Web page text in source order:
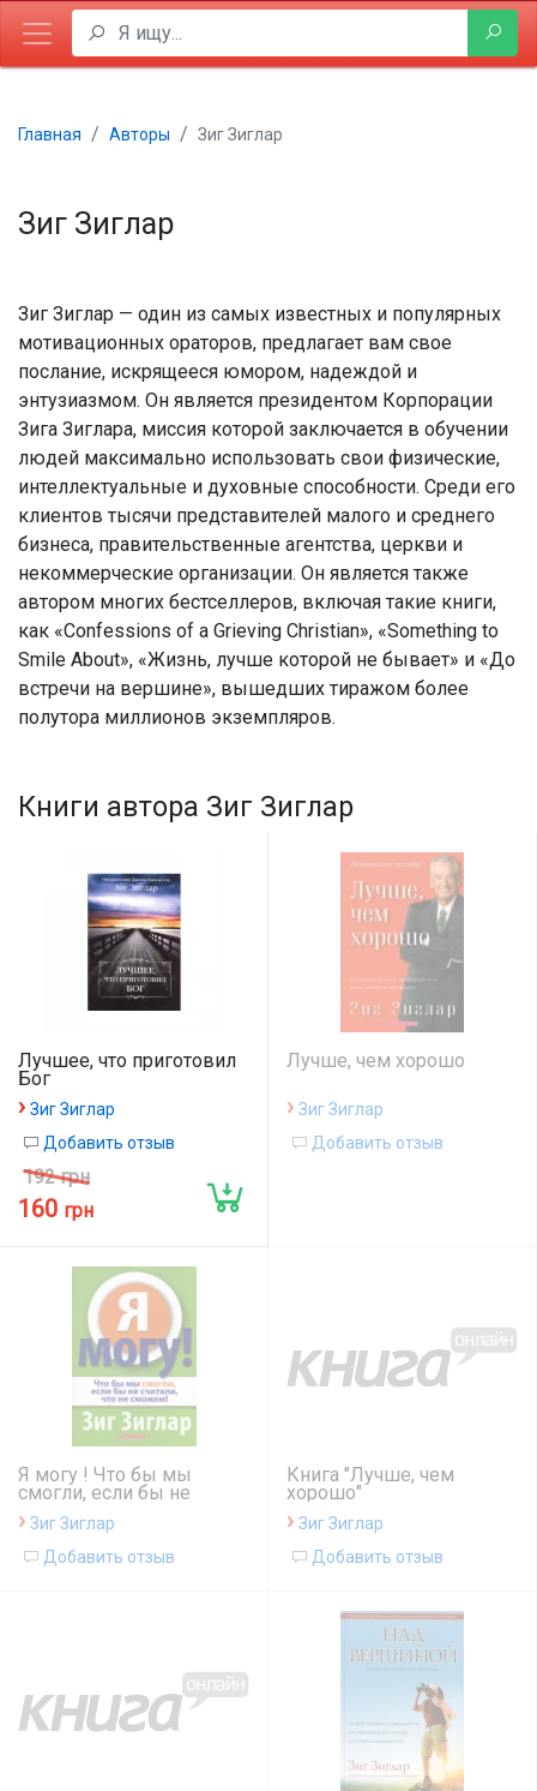
Главная Авторы Зиг Зиглар
Зиг Зиглар
Зиг Зиглар — один из самых известных и популярных
мотивационных ораторов, предлагает вам свое
послание, искрящееся юмором, надеждой и
энтузиазмом. Он является президентом Корпорации
Зига Зиглара, миссия которой заключается в обучении
людей максимально использовать свои физические,
интеллектуальные и духовные способности. Среди его
клиентов тысячи представителей малого и среднего
бизнеса, правительственные агентства, церкви и
некоммерческие организации. Он является также
автором многих бестселлеров, включая такие книги,
как «Confessions of a Grieving Christian», «Something to
Smile About», «Жизнь, лучше которой не бывает» и «До
встречи на вершине», вышедших тиражом более
полутора миллионов экземпляров.
Книги автора Зиг Зиглар
Лучшее, что приготовил
Бог
› Зиг Зиглар
Добавить отзыв
192 грн
160 грн
Лучше, чем хорошо
› Зиг Зиглар
Добавить отзыв
Я могу ! Что бы мы
смогли, если бы не
считали, что не сможем!
› Зиг Зиглар
Добавить отзыв
Книга "Лучше, чем
хорошо"
› Зиг Зиглар
Добавить отзыв